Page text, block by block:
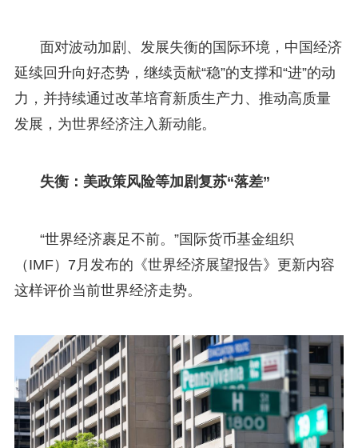
面对波动加剧、发展失衡的国际环境，中国经济
延续回升向好态势，继续贡献“稳”的支撑和“进”的动
力，并持续通过改革培育新质生产力、推动高质量
发展，为世界经济注入新动能。
失衡：美政策风险等加剧复苏“落差”
“世界经济裹足不前。”国际货币基金组织
（IMF）7月发布的《世界经济展望报告》更新内容
这样评价当前世界经济走势。